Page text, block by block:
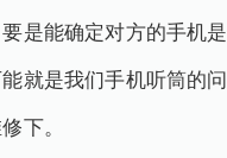
是能确定对方的手机
就是我们手机听筒的
下。